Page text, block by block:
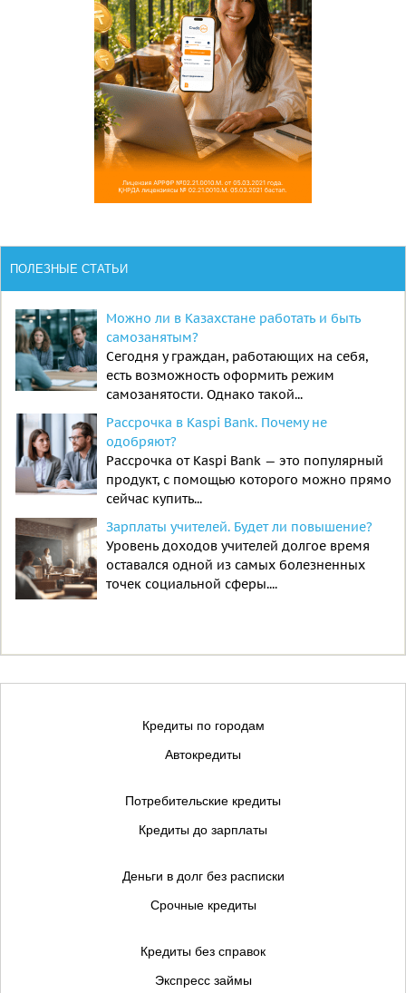
ПОЛЕЗНЫЕ СТАТЬИ
Можно ли в Казахстане работать и быть
самозанятым?
Сегодня у граждан, работающих на себя,
есть возможность оформить режим
самозанятости. Однако такой...
Рассрочка в Kaspi Bank. Почему не
одобряют?
Рассрочка от Kaspi Bank — это популярный
продукт, с помощью которого можно прямо
сейчас купить...
Зарплаты учителей. Будет ли повышение?
Уровень доходов учителей долгое время
оставался одной из самых болезненных
точек социальной сферы....
Кредиты по городам
Автокредиты
Потребительские кредиты
Кредиты до зарплаты
Деньги в долг без расписки
Срочные кредиты
Кредиты без справок
Экспресс займы